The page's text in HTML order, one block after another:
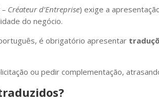
Créateur d’Entreprise) exige a
do negócio.
é obrigatório apresentar
ou pedir complementação,